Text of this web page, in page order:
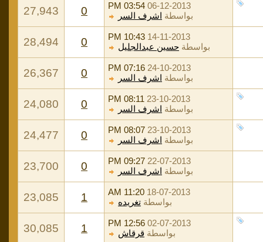
06-12-2013
03:54 PM
بواسطة اشرف السر 0
27,943
14-11-2013
10:43 PM
بواسطة حسين عبدالجليل 0
28,494
24-10-2013
07:16 PM
بواسطة اشرف السر 0
26,367
23-10-2013
08:11 PM
بواسطة اشرف السر 0
24,080
23-10-2013
08:07 PM
بواسطة اشرف السر 0
24,477
22-07-2013
09:27 PM
بواسطة اشرف السر 0
23,700
18-07-2013
11:20 AM
بواسطة تغريده 1
23,085
02-07-2013
12:56 PM
بواسطة قرقاش 1
30,085